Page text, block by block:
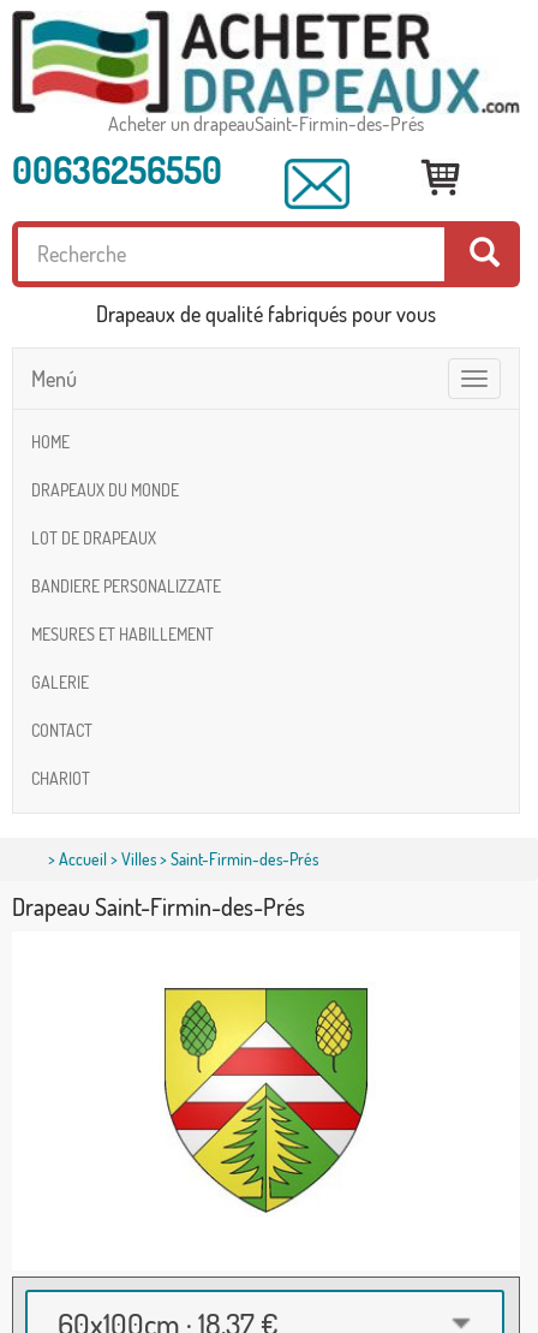
Acheter un drapeauSaint-Firmin-des-Prés
00636256550
Drapeaux de qualité fabriqués pour vous
Toggle
navigation
Menú
HOME
DRAPEAUX DU MONDE
LOT DE DRAPEAUX
BANDIERE PERSONALIZZATE
MESURES ET HABILLEMENT
GALERIE
CONTACT
CHARIOT
>Accueil>Villes> Saint-Firmin-des-Prés
Drapeau Saint-Firmin-des-Prés
60x100cm · 18,37 €